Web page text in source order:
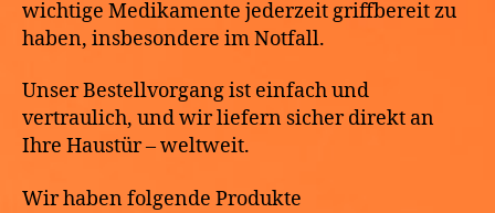
wichtige Medikamente jederzeit griffbereit zu
haben, insbesondere im Notfall.
Unser Bestellvorgang ist einfach und
vertraulich, und wir liefern sicher direkt an
Ihre Haustür – weltweit.
Wir haben folgende Produkte